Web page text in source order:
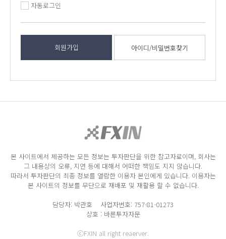
자동로그인
회원가입 아이디/비밀번호찾기
본 사이트에서 제공하는 모든 정보는 투자판단을 위한 참고자료이며, 회사는
그 내용상의 오류, 지연 등에 대해서 어떠한 책임도 지지 않습니다.
따라서 투자판단의 최종 정보를 열람한 이용자 본인에게 있습니다. 이용자는
본 사이트의 정보를 무단으로 재배포 및 재활용 할 수 없습니다.
담당자: 박관호 사업자번호: 757-81-01273
상호 : 바른투자자문
ⓒFXIN all right reaerver.